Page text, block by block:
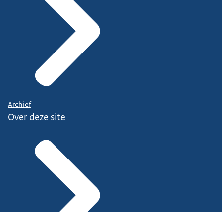
Archief
Over deze site